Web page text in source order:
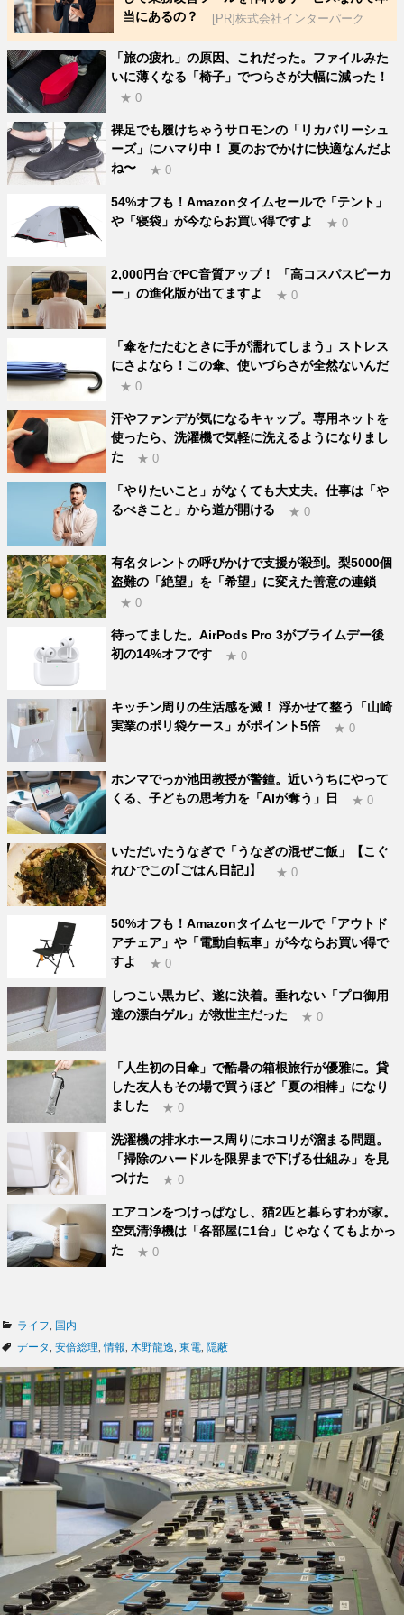
当にあるの？
[PR]株式会社インターパーク
「旅の疲れ」の原因、これだった。ファイルみた
いに薄くなる「椅子」でつらさが大幅に減った！
★ 0
裸足でも履けちゃうサロモンの「リカバリーシュ
ーズ」にハマり中！ 夏のおでかけに快適なんだよ
ね〜
★ 0
54%オフも！Amazonタイムセールで「テント」
や「寝袋」が今ならお買い得ですよ
★ 0
2,000円台でPC音質アップ！ 「高コスパスピーカ
ー」の進化版が出てますよ
★ 0
「傘をたたむときに手が濡れてしまう」ストレス
にさよなら！この傘、使いづらさが全然ないんだ
★ 0
汗やファンデが気になるキャップ。専用ネットを
使ったら、洗濯機で気軽に洗えるようになりまし
た
★ 0
「やりたいこと」がなくても大丈夫。仕事は「や
るべきこと」から道が開ける
★ 0
有名タレントの呼びかけで支援が殺到。梨5000個
盗難の「絶望」を「希望」に変えた善意の連鎖
★ 0
待ってました。AirPods Pro 3がプライムデー後
初の14%オフです
★ 0
キッチン周りの生活感を滅！ 浮かせて整う「山崎
実業のポリ袋ケース」がポイント5倍
★ 0
ホンマでっか池田教授が警鐘。近いうちにやって
くる、子どもの思考力を「AIが奪う」日
★ 0
いただいたうなぎで「うなぎの混ぜご飯」【こぐ
れひでこの｢ごはん日記｣】
★ 0
50%オフも！Amazonタイムセールで「アウトド
アチェア」や「電動自転車」が今ならお買い得で
すよ
★ 0
しつこい黒カビ、遂に決着。垂れない「プロ御用
達の漂白ゲル」が救世主だった
★ 0
「人生初の日傘」で酷暑の箱根旅行が優雅に。貸
した友人もその場で買うほど「夏の相棒」になり
ました
★ 0
洗濯機の排水ホース周りにホコリが溜まる問題。
「掃除のハードルを限界まで下げる仕組み」を見
つけた
★ 0
エアコンをつけっぱなし、猫2匹と暮らすわが家。
空気清浄機は「各部屋に1台」じゃなくてもよかっ
た
★ 0
カ
テ
リ
ー
ライフ
国内
タ
データ 安倍総理 ,情報 木野龍逸 東電 隠蔽